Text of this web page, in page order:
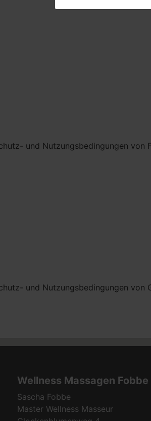
und Nutzungsbedingungen von
und Nutzungsbedingungen von
Wellness Massagen Fobbe
Sascha Fobbe
Master Wellness Masseur